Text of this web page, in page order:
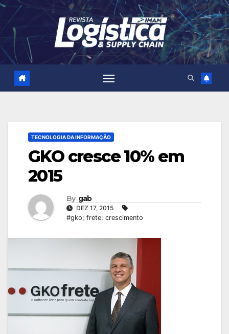
Skip
content
TECNOLOGIA DA INFORMAÇÃO
GKO cresce 10% em
2015
By gab
DEZ 17, 2015
#gko; frete; crescimento